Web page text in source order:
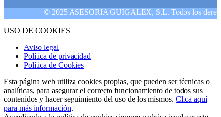
© 2025 ASESORIA GUIGALEX, S.L. Todos los derechos
USO DE COOKIES
Aviso legal
Política de privacidad
Política de Cookies
Esta página web utiliza cookies propias, que pueden ser técnicas o
analíticas, para asegurar el correcto funcionamiento de todos sus
contenidos y hacer seguimiento del uso de los mismos. Clica aquí
para más información.